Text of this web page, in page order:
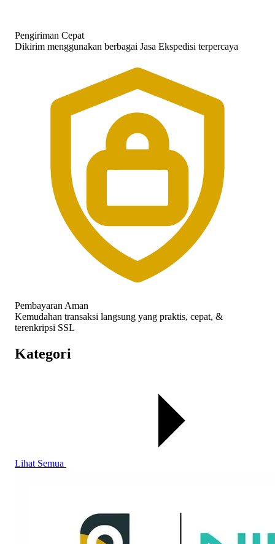
Pengiriman Cepat
Dikirim menggunakan berbagai Jasa Ekspedisi terpercaya
Pembayaran Aman
Kemudahan transaksi langsung yang praktis, cepat, &
terenkripsi SSL
Kategori
Lihat Semua